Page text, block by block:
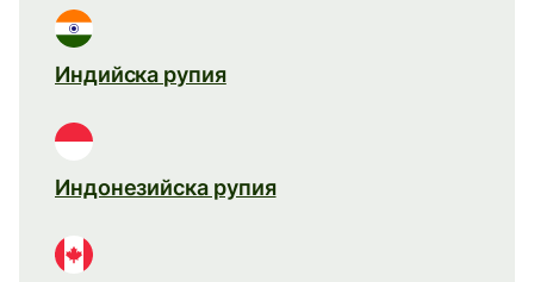
Индийска рупия
Индонезийска рупия